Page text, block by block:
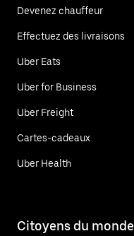
Devenez chauffeur
Effectuez des livraisons
Uber Eats
Uber for Business
Uber Freight
Cartes-cadeaux
Uber Health
Citoyens du monde